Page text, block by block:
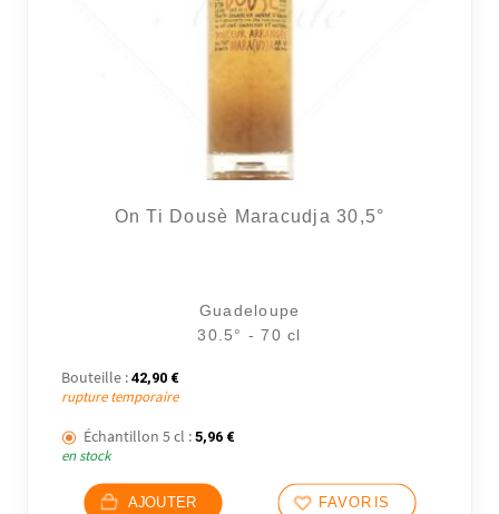
On Ti Dousè Maracudja 30,5°
Guadeloupe
30.5° - 70 cl
Bouteille : 42,90 €
rupture temporaire
Échantillon 5 cl : 5,96 €
en stock
AJOUTER FAVORIS